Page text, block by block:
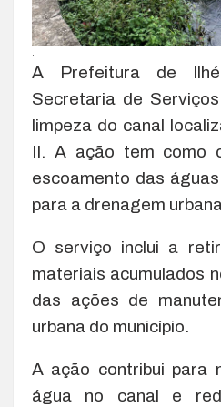
.
A Prefeitura de
Secretaria de
limpeza do canal
II. A ação tem como
escoamento das
para a drenagem
O serviço inclui a
materiais acumulados
das ações de
urbana do município.
A ação contribui para
água no canal e